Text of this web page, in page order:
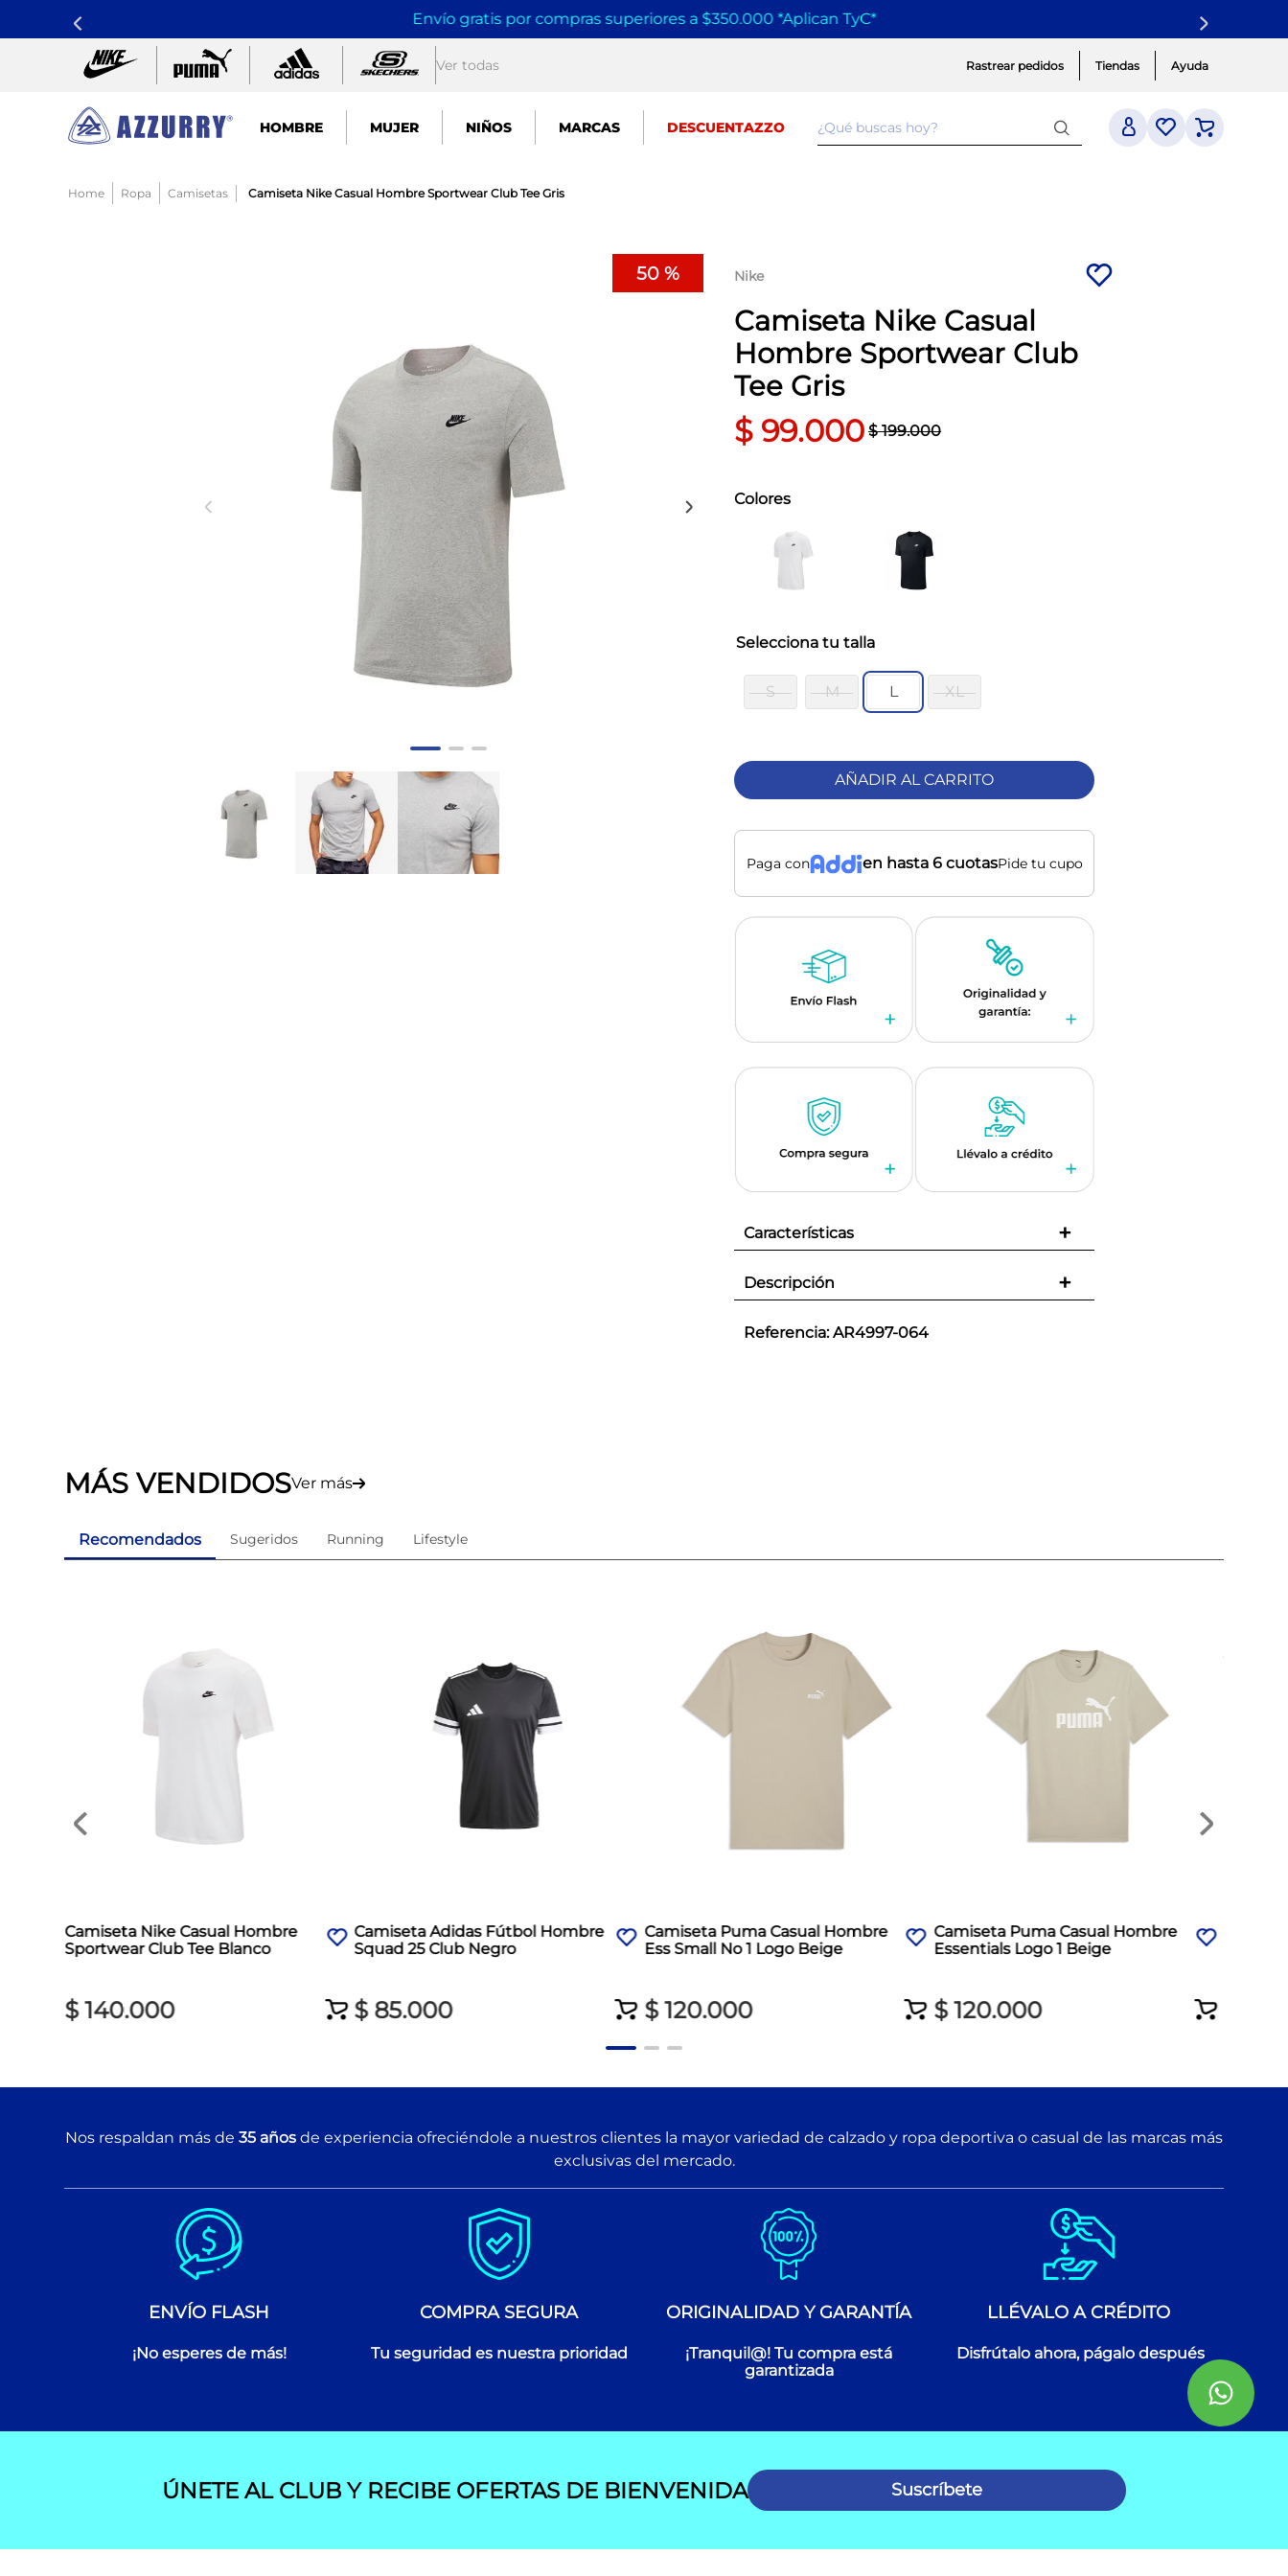
Envío gratis por compras superiores a $350.000 *Aplican TyC*
Ver todas Rastrear pedidos Tiendas Ayuda
HOMBRE MUJER NIÑOS MARCAS DESCUENTAZZO
Ropa Camisetas Camiseta Nike Casual Hombre Sportwear Club Tee Gris
50 % Nike
Camiseta Nike Casual
Hombre Sportwear Club
Tee Gris
$ 99.000 $ 199.000
Colores
talla
S M L XL
AÑADIR AL CARRITO
Paga con en hasta 6 cuotasPide tu cupo
Características +
Descripción +
Referencia:AR4997-064
MÁS VENDIDOSVer más
Recomendados Sugeridos Running Lifestyle
Camiseta Nike Casual Hombre
Sportwear Club Tee Blanco
$ 140.000
Camiseta Adidas Fútbol Hombre
Squad 25 Club Negro
$ 85.000
Camiseta Puma Casual Hombre
Ess Small No 1 Logo Beige
$ 120.000
Camiseta Puma Casual Hombre
Essentials Logo 1 Beige
$ 120.000
Nos respaldan más de 35 años de experiencia ofreciéndole a nuestros clientes la mayor variedad de calzado y ropa deportiva o casual de las marcas más
exclusivas del mercado.
ENVÍO FLASH
¡No esperes de más!
COMPRA SEGURA
Tu seguridad es nuestra prioridad
ORIGINALIDAD Y GARANTÍA
¡Tranquil@! Tu compra está
garantizada
LLÉVALO A CRÉDITO
Disfrútalo ahora, págalo después
ÚNETE AL CLUB Y RECIBE OFERTAS DE BIENVENIDA Suscríbete
nike pacific